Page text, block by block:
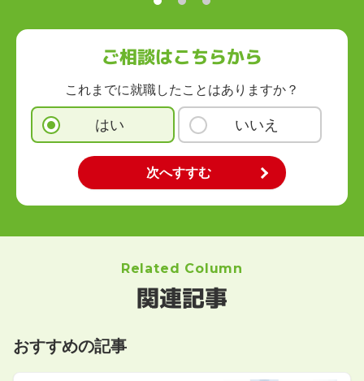
ご相談はこちらから
これまでに就職したことはありますか？
はい いいえ
Related Column
関連記事
おすすめの記事